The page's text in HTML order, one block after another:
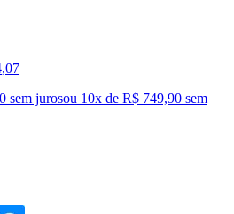
,07
sem jurosou 10x de R$ 749,90 sem